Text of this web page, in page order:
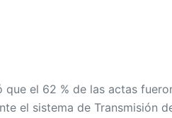
que el 62 % de las actas
el sistema de Transmisión